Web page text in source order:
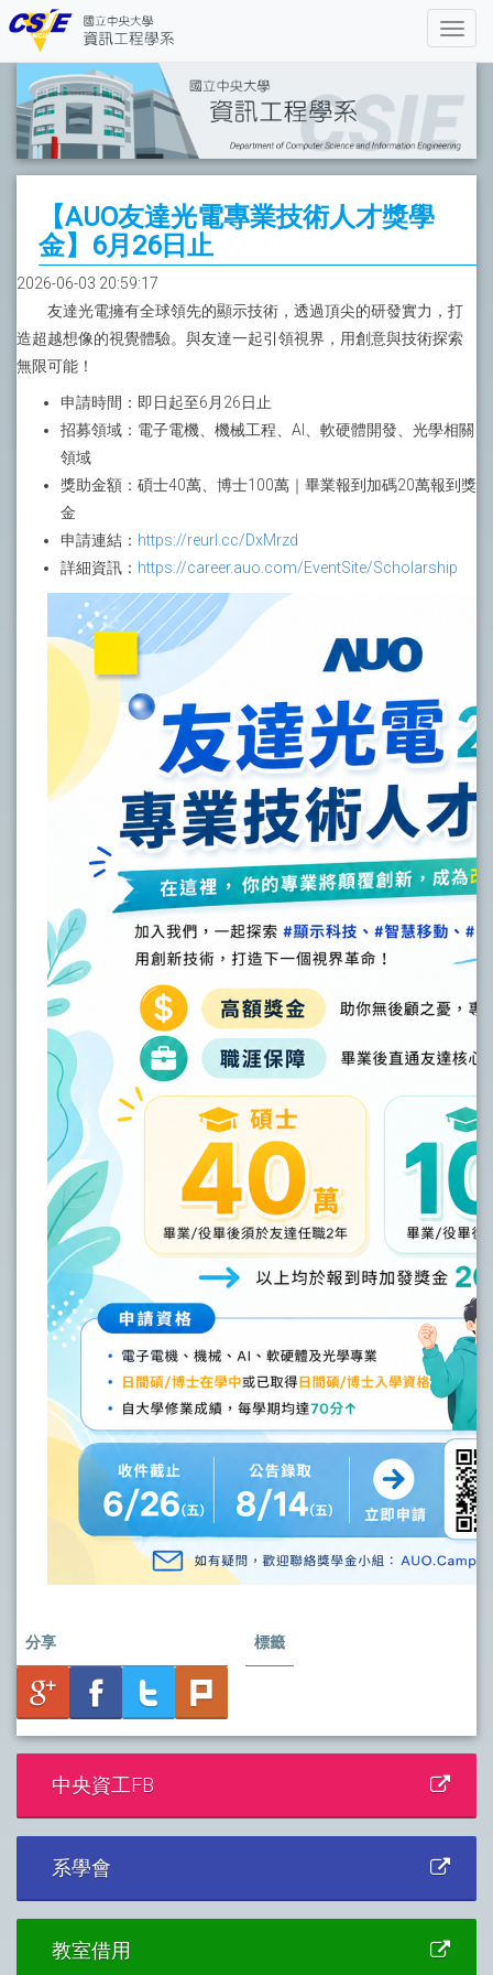
【AUO友達光電專業技術人才獎學
金】6月26日止
2026-06-03 20:59:17
友達光電擁有全球領先的顯示技術，透過頂尖的研發實力，打
造超越想像的視覺體驗。與友達一起引領視界，用創意與技術探索
無限可能！
申請時間：即日起至6月26日止
招募領域：電子電機、機械工程、AI、軟硬體開發、光學相關
領域
獎助金額：碩士40萬、博士100萬｜畢業報到加碼20萬報到獎
金
申請連結： https://reurl.cc/DxMrzd
詳細資訊： https://career.auo.com/EventSite/Scholarship
分享 標籤
中央資工FB
系學會
教室借用